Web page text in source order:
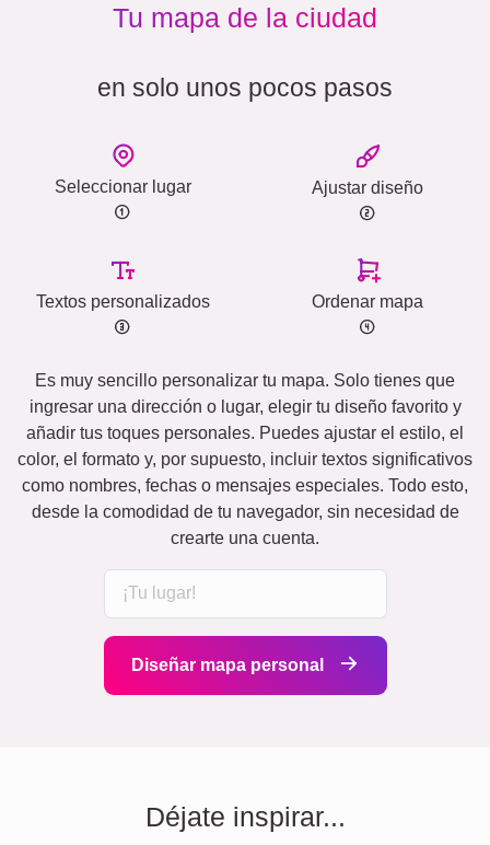
Tu mapa de la ciudad
en solo unos pocos pasos
Seleccionar lugar Ajustar diseño
Textos personalizados Ordenar mapa
Es muy sencillo personalizar tu mapa. Solo tienes que
ingresar una dirección o lugar, elegir tu diseño favorito y
añadir tus toques personales. Puedes ajustar el estilo, el
color, el formato y, por supuesto, incluir textos significativos
como nombres, fechas o mensajes especiales. Todo esto,
desde la comodidad de tu navegador, sin necesidad de
crearte una cuenta.
Diseñar mapa personal
Déjate inspirar...